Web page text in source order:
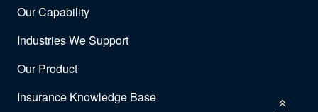
Our Capability
Industries We Support
Our Product
Insurance Knowledge Base